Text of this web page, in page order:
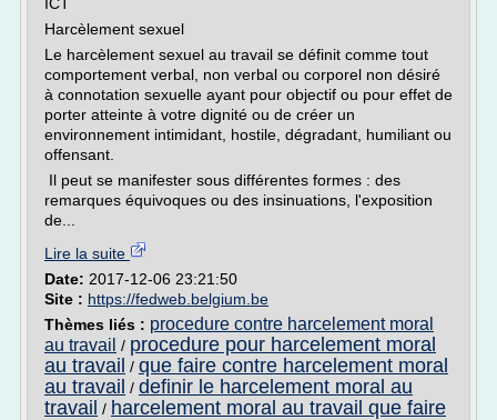
Harcèlement sexuel
Le harcèlement sexuel au travail se définit comme tout
comportement verbal, non verbal ou corporel non désiré
à connotation sexuelle ayant pour objectif ou pour effet de
porter atteinte à votre dignité ou de créer un
environnement intimidant, hostile, dégradant, humiliant ou
offensant.
Il peut se manifester sous différentes formes : des
remarques équivoques ou des insinuations, l'exposition
de...
Lire la suite
Date: 2017-12-06 23:21:50
Site : https://fedweb.belgium.be
Thèmes liés : procedure contre harcelement moral
au travail / procedure pour harcelement moral
au travail / que faire contre harcelement moral
au travail / definir le harcelement moral au
travail / harcelement moral au travail que faire